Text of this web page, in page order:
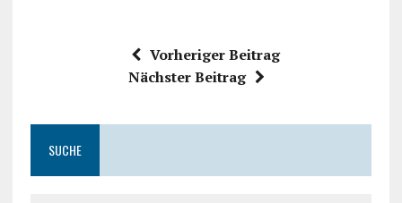
Vorheriger Beitrag
Nächster Beitrag
SUCHE